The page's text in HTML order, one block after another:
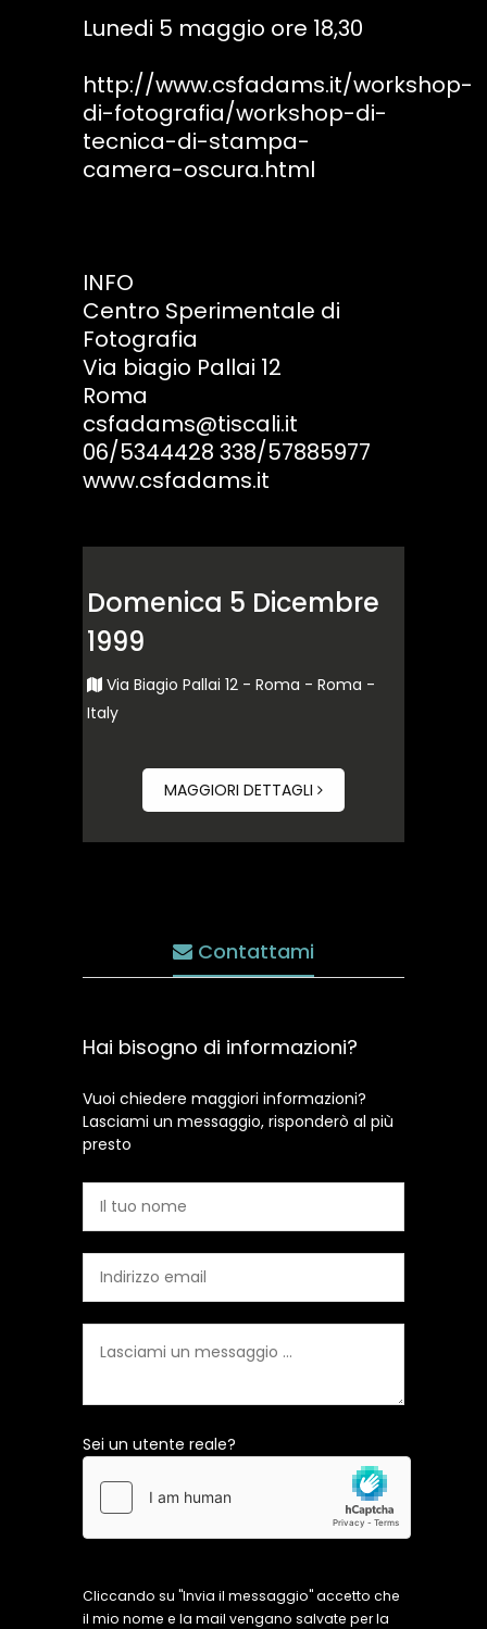
Lunedi 5 maggio ore 18,30
http://www.csfadams.it/workshop-
di-fotografia/workshop-di-
tecnica-di-stampa-
camera-oscura.html
INFO
Centro Sperimentale di
Fotografia
Via biagio Pallai 12
Roma
csfadams@tiscali.it
06/5344428 338/57885977
www.csfadams.it
Domenica 5 Dicembre
1999
Via Biagio Pallai 12 - Roma - Roma -
Italy
MAGGIORI DETTAGLI
Contattami
Hai bisogno di informazioni?
Vuoi chiedere maggiori informazioni?
Lasciami un messaggio, risponderò al più
presto
Sei un utente reale?
Cliccando su "Invia il messaggio" accetto che
il mio nome e la mail vengano salvate per la